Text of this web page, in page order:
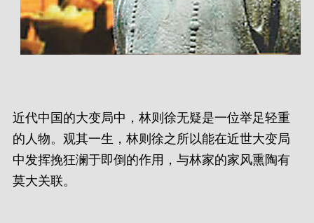
近代中国的大变局中，林则徐无疑是一位举足轻重
的人物。观其一生，林则徐之所以能在近世大变局
中发挥挽狂澜于即倒的作用，与林家的家风熏陶有
莫大关联。